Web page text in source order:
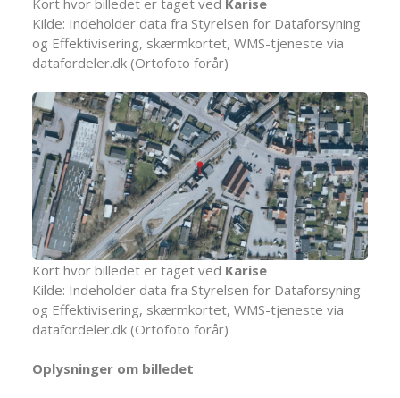
Kort hvor billedet er taget ved Karise
Kilde: Indeholder data fra Styrelsen for Dataforsyning
og Effektivisering, skærmkortet, WMS-tjeneste via
datafordeler.dk (Ortofoto forår)
Kort hvor billedet er taget ved Karise
Kilde: Indeholder data fra Styrelsen for Dataforsyning
og Effektivisering, skærmkortet, WMS-tjeneste via
datafordeler.dk (Ortofoto forår)
Oplysninger om billedet